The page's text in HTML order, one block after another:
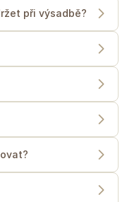
při výsadbě?